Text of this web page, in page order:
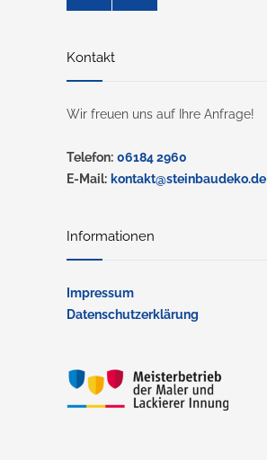
Kontakt
Wir freuen uns auf Ihre Anfrage!
Telefon: 06184 2960
E-Mail: kontakt@steinbaudeko.de
Informationen
Impressum
Datenschutzerklärung